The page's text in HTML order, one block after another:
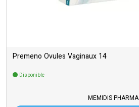
Premeno Ovules Vaginaux 14
Disponible
MEMIDIS PHARMA